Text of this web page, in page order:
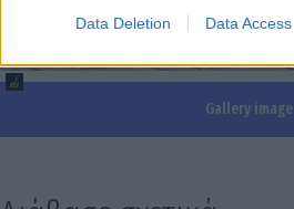
Data Deletion Data Access
Gallery image